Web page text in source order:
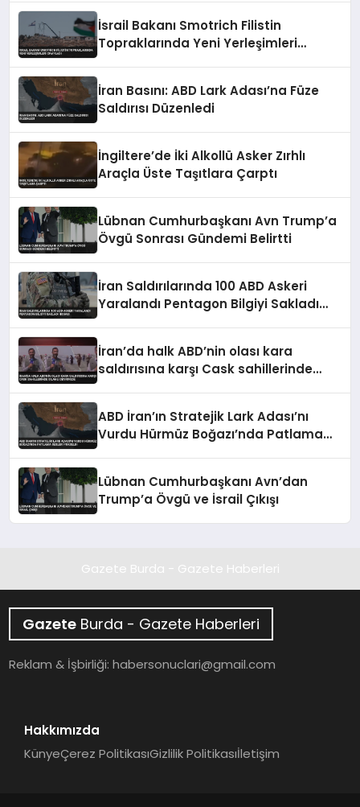
İsrail Bakanı Smotrich Filistin
Topraklarında Yeni Yerleşimleri
İran Basını: ABD Lark Adası’na Füze
Saldırısı Düzenledi
İngiltere’de İki Alkollü Asker Zırhlı
Araçla Üste Taşıtlara Çarptı
Lübnan Cumhurbaşkanı Avn Trump’a
Övgü Sonrası Gündemi Belirtti
İran Saldırılarında 100 ABD Askeri
Yaralandı Pentagon Bilgiyi Sakladı
İran’da halk ABD’nin olası kara
saldırısına karşı Cask sahillerinde
ABD İran’ın Stratejik Lark Adası’nı
Vurdu Hürmüz Boğazı’nda Patlama
Lübnan Cumhurbaşkanı Avn’dan
Trump’a Övgü ve İsrail Çıkışı
Gazete Burda - Gazete Haberleri
Gazete Burda - Gazete Haberleri
Reklam & İşbirliği:habersonuclari@gmail.com
Hakkımızda
KünyeÇerez PolitikasıGizlilik Politikasıİletişim